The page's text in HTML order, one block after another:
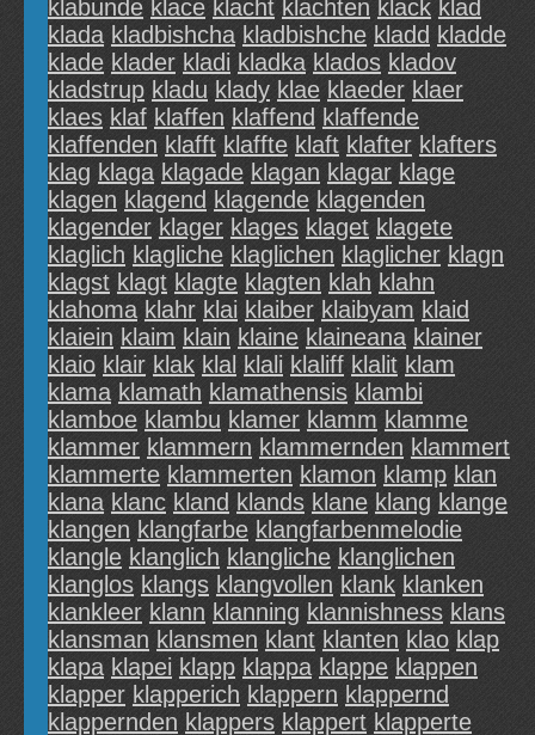
klabunde klace klacht klachten klack klad
klada kladbishcha kladbishche kladd kladde
klade klader kladi kladka klados kladov
kladstrup kladu klady klae klaeder klaer
klaes klaf klaffen klaffend klaffende
klaffenden klafft klaffte klaft klafter klafters
klag klaga klagade klagan klagar klage
klagen klagend klagende klagenden
klagender klager klages klaget klagete
klaglich klagliche klaglichen klaglicher klagn
klagst klagt klagte klagten klah klahn
klahoma klahr klai klaiber klaibyam klaid
klaiein klaim klain klaine klaineana klainer
klaio klair klak klal klali klaliff klalit klam
klama klamath klamathensis klambi
klamboe klambu klamer klamm klamme
klammer klammern klammernden klammert
klammerte klammerten klamon klamp klan
klana klanc kland klands klane klang klange
klangen klangfarbe klangfarbenmelodie
klangle klanglich klangliche klanglichen
klanglos klangs klangvollen klank klanken
klankleer klann klanning klannishness klans
klansman klansmen klant klanten klao klap
klapa klapei klapp klappa klappe klappen
klapper klapperich klappern klappernd
klappernden klappers klappert klapperte